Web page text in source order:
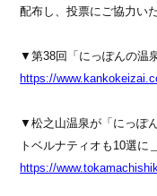
配布し、投票にご協力い
▼第38回「にっぽんの温
https://
▼松之山温泉が「にっぽ
トベルナティオも10選に
https://